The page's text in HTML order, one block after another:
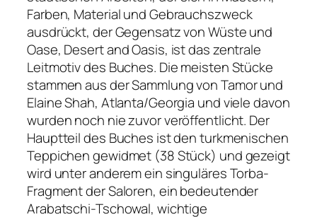
Farben, Material und Gebrauchszweck
ausdrückt, der Gegensatz von Wüste und
Oase, Desert and Oasis, ist das zentrale
Leitmotiv des Buches. Die meisten Stücke
stammen aus der Sammlung von Tamor und
Elaine Shah, Atlanta/Georgia und viele davon
wurden noch nie zuvor veröffentlicht. Der
Hauptteil des Buches ist den turkmenischen
Teppichen gewidmet (38 Stück) und gezeigt
wird unter anderem ein singuläres Torba-
Fragment der Saloren, ein bedeutender
Arabatschi-Tschowal, wichtige